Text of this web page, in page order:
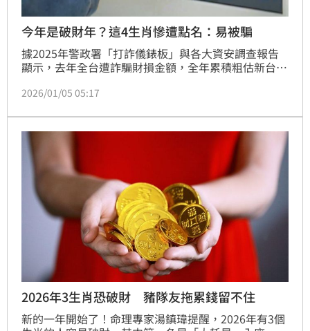
今年是破財年？這4生肖慘遭點名：易被騙
據2025年警政署「打詐儀錶板」與各大資安調查報告
顯示，去年全台遭詐騙財損金額，全年累積粗估新台幣
以40～49歲的社會中堅份子最多；地理分布上，則以
新的一年到來，知名民俗專家楊登嵙老師提醒，有4大
生肖的財運在今（2026）年容易遇到「亂流」，恐成
詐騙集團鎖定的「肥羊」，在面對高利誘惑時得小心求
證。
2026/01/05 05:17
2026年3生肖恐破財 豬隊友拖累錢留不住
新的一年開始了！命理專家湯鎮瑋提醒，2026年有3個